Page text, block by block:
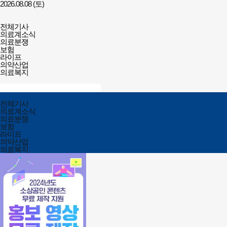
2026.08.08 (토)
필수의료배상보험
전체메뉴
열기/
닫기
전체기사
의료계소식
의료분쟁
보험
라이프
의약산업
의료복지
열기/
닫기
검색
전체메뉴
닫기
전체기사
의료계소식
의료분쟁
보험
라이프
의약산업
의료복지